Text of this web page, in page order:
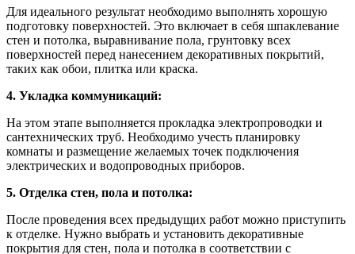
Для идеального результат необходимо выполнять хорошую
подготовку поверхностей. Это включает в себя шпаклевание
стен и потолка, выравнивание пола, грунтовку всех
поверхностей перед нанесением декоративных покрытий,
таких как обои, плитка или краска.
4. Укладка коммуникаций:
На этом этапе выполняется прокладка электропроводки и
сантехнических труб. Необходимо учесть планировку
комнаты и размещение желаемых точек подключения
электрических и водопроводных приборов.
5. Отделка стен, пола и потолка:
После проведения всех предыдущих работ можно приступить
к отделке. Нужно выбрать и установить декоративные
покрытия для стен, пола и потолка в соответствии с